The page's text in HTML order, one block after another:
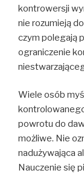
kontrowersji
nie rozumieją
czym polegają
ograniczenie
Wiele osób
powrotu do
możliwe. Nie
nadużywająca
Nauczenie się